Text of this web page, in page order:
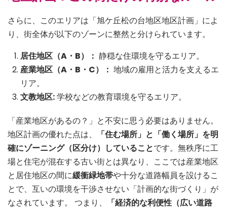
さらに、このエリアは「旭ケ丘松の台地区地区計画」によ
り、街全体が以下のゾーンに整然と分けられています。
居住地区（A・B）： 静穏な住環境を守るエリア。
産業地区（A・B・C）： 地域の雇用と活力を支えるエ
リア。
文教地区:学校などの教育環境を守るエリア。
「産業地区があるの？」と不安に思う必要はありません。
地区計画の優れた点は、
「住む場所」と「働く場所」を明
確にゾーニング（区分け）していることです。無秩序に工
場と住宅が混在する古い街とは異なり、ここでは産業地区
と居住地区の間に緩衝緑地帯や十分な道路幅員を設けるこ
とで、互いの環境を干渉させない「計画的な街づくり」が
なされています。 つまり、
「経済的な利便性（広い道路